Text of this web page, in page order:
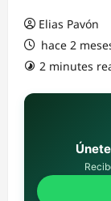
Elias Pavón
hace 2
2 minutes